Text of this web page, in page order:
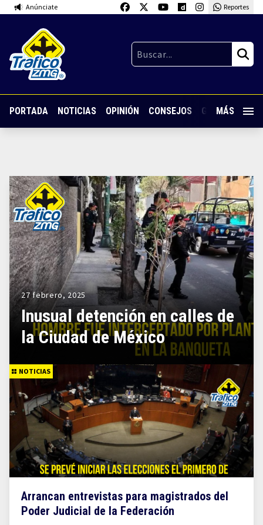
Anúnciate Reportes
PORTADA NOTICIAS OPINIÓN CONSEJOS GUARDIA
MÁS
27 febrero, 2025
Inusual detención en calles de
la Ciudad de México
NOTICIAS
Arrancan entrevistas para magistrados del
Poder Judicial de la Federación